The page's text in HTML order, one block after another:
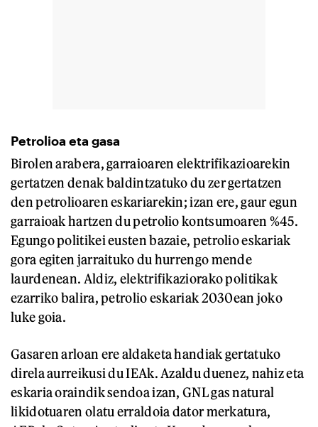
Petrolioa eta gasa
Birolen arabera, garraioaren elektrifikazioarekin
gertatzen denak baldintzatuko du zer gertatzen
den petrolioaren eskariarekin; izan ere, gaur egun
garraioak hartzen du petrolio kontsumoaren %45.
Egungo politikei eusten bazaie, petrolio eskariak
gora egiten jarraituko du hurrengo mende
laurdenean. Aldiz, elektrifikaziorako politikak
ezarriko balira, petrolio eskariak 2030ean joko
luke goia.
Gasaren arloan ere aldaketa handiak gertatuko
direla aurreikusi du IEAk. Azaldu duenez, nahiz eta
eskaria oraindik sendoa izan, GNL gas natural
likidotuaren olatu erraldoia dator merkatura,